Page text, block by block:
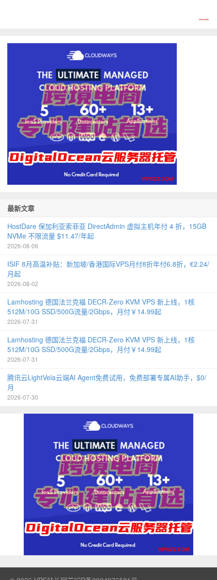
最新文章
HostDare 保加利亚索菲亚 DirectAdmin 虚拟主机年付 4 折，15GB
NVMe 不限流量 $11.47/年起
2026-08-06
ISIF 8月高温补贴：新加坡/香港国际VPS月付8折年付6.8折，€2.24/
月起
2026-08-02
Lamhosting 德国法兰克福 DECR-Zero KVM VPS 新上线，1核
512M/10G SSD/500G流量/2Gbps，月付￥14.99起
2026-07-31
Lamhosting 德国法兰克福 DECR-Zero KVM VPS 新上线，1核
512M/10G SSD/500G流量/2Gbps，月付￥14.99起
2026-07-31
腾讯云LightVela云端AI Agent免费试用，免费部署专属AI助手，$0/
月
2026-07-30